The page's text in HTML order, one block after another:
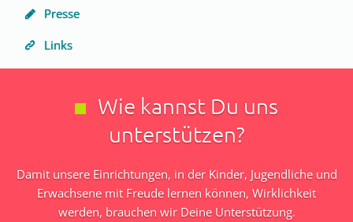
Unser
Termine
Presse
Links
Wie kannst Du uns
unterstützen?
Damit unsere Einrichtungen, in der Kinder, Jugendliche und
Erwachsene mit Freude lernen können, Wirklichkeit
werden, brauchen wir Deine Unterstützung.